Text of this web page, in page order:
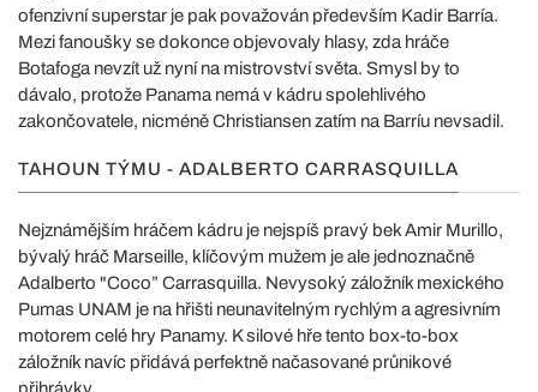
ofenzivní superstar je pak považován především Kadir Barría.
Mezi fanoušky se dokonce objevovaly hlasy, zda hráče
Botafoga nevzít už nyní na mistrovství světa. Smysl by to
dávalo, protože Panama nemá v kádru spolehlivého
zakončovatele, nicméně Christiansen zatím na Barríu nevsadil.
TAHOUN TÝMU - ADALBERTO CARRASQUILLA
Nejznámějším hráčem kádru je nejspíš pravý bek Amir Murillo,
bývalý hráč Marseille, klíčovým mužem je ale jednoznačně
Adalberto "Coco” Carrasquilla. Nevysoký záložník mexického
Pumas UNAM je na hřišti neunavitelným rychlým a agresivním
motorem celé hry Panamy. K silové hře tento box-to-box
záložník navíc přidává perfektně načasované průnikové